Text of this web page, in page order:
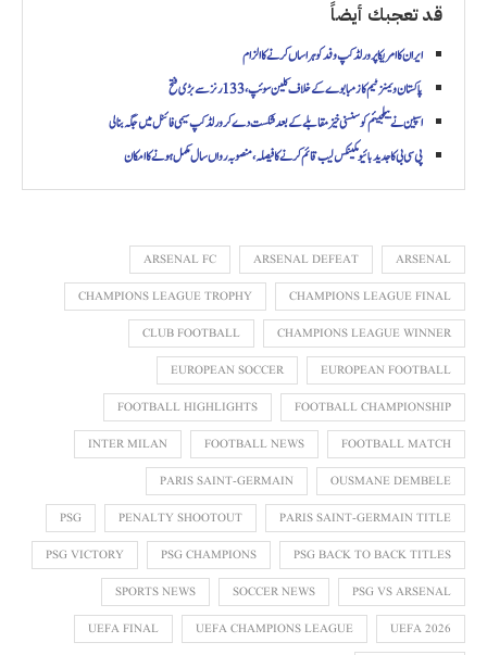
قد تعجبك أيضاً
ایران کا امریکا پر ورلڈ کپ وفد کو ہراساں کرنے کا الزام
پاکستان ویمنز ٹیم کا زمبابوے کے خلاف کلین سوئپ، 133 رنز سے بڑی فتح
اسپین نے بیلجیئم کو سنسنی خیز مقابلے کے بعد شکست دے کر ورلڈ کپ سیمی فائنل میں جگہ بنا لی
پی سی بی کا جدید بائیو مکینکس لیب قائم کرنے کا فیصلہ، منصوبہ رواں سال مکمل ہونے کا امکان
ARSENAL
ARSENAL DEFEAT
ARSENAL FC
CHAMPIONS LEAGUE FINAL
CHAMPIONS LEAGUE TROPHY
CHAMPIONS LEAGUE WINNER
CLUB FOOTBALL
EUROPEAN FOOTBALL
EUROPEAN SOCCER
FOOTBALL CHAMPIONSHIP
FOOTBALL HIGHLIGHTS
FOOTBALL MATCH
FOOTBALL NEWS
INTER MILAN
OUSMANE DEMBELE
PARIS SAINT-GERMAIN
PARIS SAINT-GERMAIN TITLE
PENALTY SHOOTOUT
PSG
PSG BACK TO BACK TITLES
PSG CHAMPIONS
PSG VICTORY
PSG VS ARSENAL
SOCCER NEWS
SPORTS NEWS
UEFA 2026
UEFA CHAMPIONS LEAGUE
UEFA FINAL